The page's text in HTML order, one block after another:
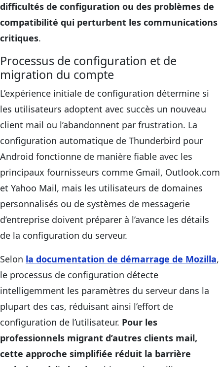
difficultés de configuration ou des problèmes de
compatibilité qui perturbent les communications
critiques.
Processus de configuration et de
migration du compte
L’expérience initiale de configuration détermine si
les utilisateurs adoptent avec succès un nouveau
client mail ou l’abandonnent par frustration. La
configuration automatique de Thunderbird pour
Android fonctionne de manière fiable avec les
principaux fournisseurs comme Gmail, Outlook.com
et Yahoo Mail, mais les utilisateurs de domaines
personnalisés ou de systèmes de messagerie
d’entreprise doivent préparer à l’avance les détails
de la configuration du serveur.
Selon la documentation de démarrage de Mozilla,
le processus de configuration détecte
intelligemment les paramètres du serveur dans la
plupart des cas, réduisant ainsi l’effort de
configuration de l’utilisateur. Pour les
professionnels migrant d’autres clients mail,
cette approche simplifiée réduit la barrière